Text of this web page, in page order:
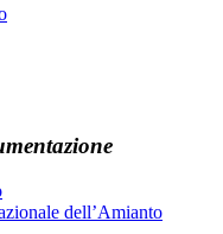
dell’Amianto